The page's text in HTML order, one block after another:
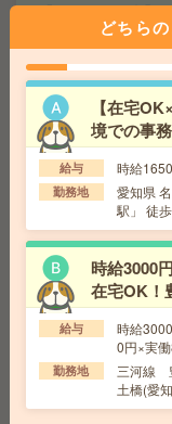
【トヨタ自動車】
の企画販売チーム
給 与 時給1670円
21日＝280,560円＋残業
交通費 全額支給
勤務地
名古屋駅徒歩
直結【ミッドランドス
結！
【時短相談OK】
給 与 時給1550円
交通費 交通費支給
勤務地 愛知県 名古屋
分,「名鉄名古屋駅」 徒
5名募集！半分在
どちら
【在宅
境での事
給与 時給
勤務地
愛知県
駅」 徒
歩 5分
時給3000
在宅OK！
給与
時給
0円×実
収例を保
勤務地
三河線
土橋(愛
能